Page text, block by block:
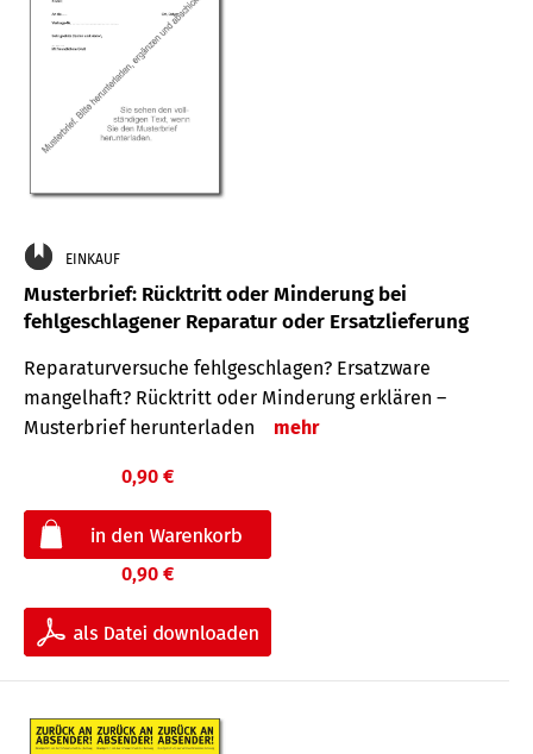
EINKAUF
Musterbrief: Rücktritt oder Minderung bei
fehlgeschlagener Reparatur oder Ersatzlieferung
Reparaturversuche fehlgeschlagen? Ersatzware
mangelhaft? Rücktritt oder Minderung erklären –
Musterbrief herunterladen
mehr
0,90 €
0,90 €